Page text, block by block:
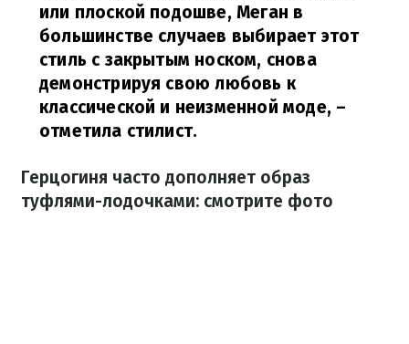
или плоской подошве, Меган в
большинстве случаев выбирает этот
стиль с закрытым носком, снова
демонстрируя свою любовь к
классической и неизменной моде, –
отметила стилист.
Герцогиня часто дополняет образ
туфлями-лодочками: смотрите фото